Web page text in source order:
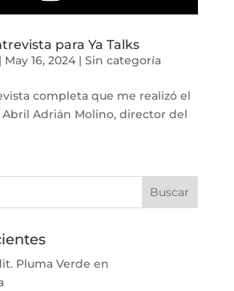
para Ya Talks
May 16, 2024| Sin categoría
completa que me realizó el
Abril Adrián Molino, director del
Pluma Verde en